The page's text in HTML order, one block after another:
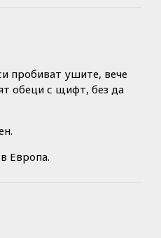
пробиват ушите, вече
обеци с щифт, без да
Европа.